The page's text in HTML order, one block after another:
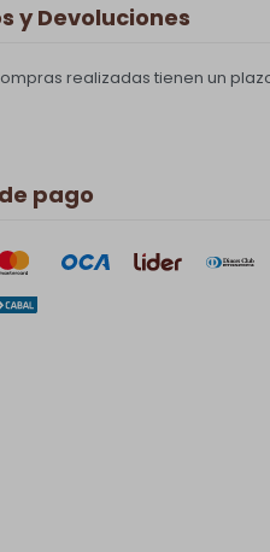
y Devoluciones
realizadas tienen un
pago